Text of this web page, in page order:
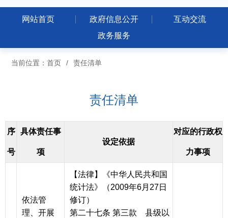
网站首页 政府信息公开
互动交流
政务服务
当前位置： 首页 / 责任清单
责任清单
序
号
具体责任事
项
设定依据
对应的行政权
力事项
依法管
理、开展
【法律】《中华人民共和国
统计法》（2009年6月27日
修订）
第二十七条 第三款 县级以